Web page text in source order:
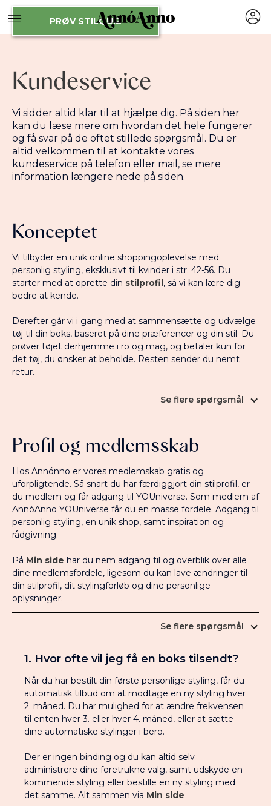
PRØV STILQUIZ
Kundeservice
Vi sidder altid klar til at hjælpe dig. På siden her
kan du læse mere om hvordan det hele fungerer
og få svar på de oftet stillede spørgsmål. Du er
altid velkommen til at kontakte vores
kundeservice på telefon eller mail, se mere
information længere nede på siden.
Konceptet
Vi tilbyder en unik online shoppingoplevelse med
personlig styling, eksklusivt til kvinder i str. 42-56. Du
starter med at oprette din stilprofil, så vi kan lære dig
bedre at kende.
Derefter går vi i gang med at sammensætte og udvælge
tøj til din boks, baseret på dine præferencer og din stil. Du
prøver tøjet derhjemme i ro og mag, og betaler kun for
det tøj, du ønsker at beholde. Resten sender du nemt
retur.
Se flere spørgsmål
Vi samarbejder med mange forskellige brands. Bl.a.
Kaffe Curve, Only Carmakoma, Zhenzi, Sandgaard,
Pieces og mange flere. Derudover vores egne
mærker KOÏ og Evergreen, helt eksklusivt hos
AnnóAnno. Læs mere om vores brandsher.
2. Hvilke størrelser fører I?
AnnóAnno er eksklusivt til kvinder der bruger
størrelse str. 42-56.
3. Har I en webshop?
Ja, det har vi. Når du har oprettet en stilprofil og er
logget ind, får du adgang til vores unikke shop, som
4. Kan jeg bestille en bestemt vare?
Ja det kan du. Når du har oprettet en stilprofil og er
logget ind, får du adgang til vores unikkeshop.
er altid velkommen til at sende vores kundeservice
en e-mail på, stylist@annoanno.dk, hvis der er en
vare som du ikke kan finde eller søger.
5. Skal jeg udfylde en stilprofil for at
kunne få en personlige styling eller
bestille i shoppen?
Profil og medlemsskab
Hos Annónno er vores medlemskab gratis og
uforpligtende. Så snart du har færdiggjort din stilprofil, er
du medlem og får adgang til YOUniverse. Som medlem af
AnnóAnno YOUniverse får du en masse fordele. Adgang til
personlig styling, en unik shop, samt inspiration og
rådgivning.
På Min side har du nem adgang til og overblik over alle
dine medlemsfordele, ligesom du kan lave ændringer til
din stilprofil, dit stylingforløb og dine personlige
oplysninger.
Se flere spørgsmål
1. Hvor ofte vil jeg få en boks tilsendt?
Når du har bestilt din første personlige styling, får du
automatisk tilbud om at modtage en ny styling hver
2. måned. Du har mulighed for at ændre frekvensen
til enten hver 3. eller hver 4. måned, eller at sætte
dine automatiske stylinger i bero.
Der er ingen binding og du kan altid selv
administrere dine foretrukne valg, samt udskyde en
kommende styling eller bestille en ny styling med
det samme. Alt sammen via Min side